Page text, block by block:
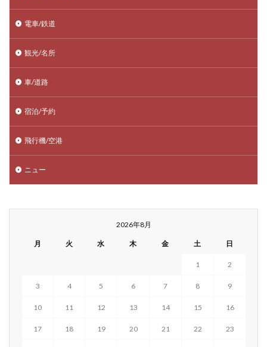
電車/鉄道
観光/名所
車/道路
宿泊/予約
飛行機/空港
ニュー
2026年8月
月 火 水 木 金 土 日
1 2
3 4 5 6 7 8 9
10 11 12 13 14 15 16
17 18 19 20 21 22 23